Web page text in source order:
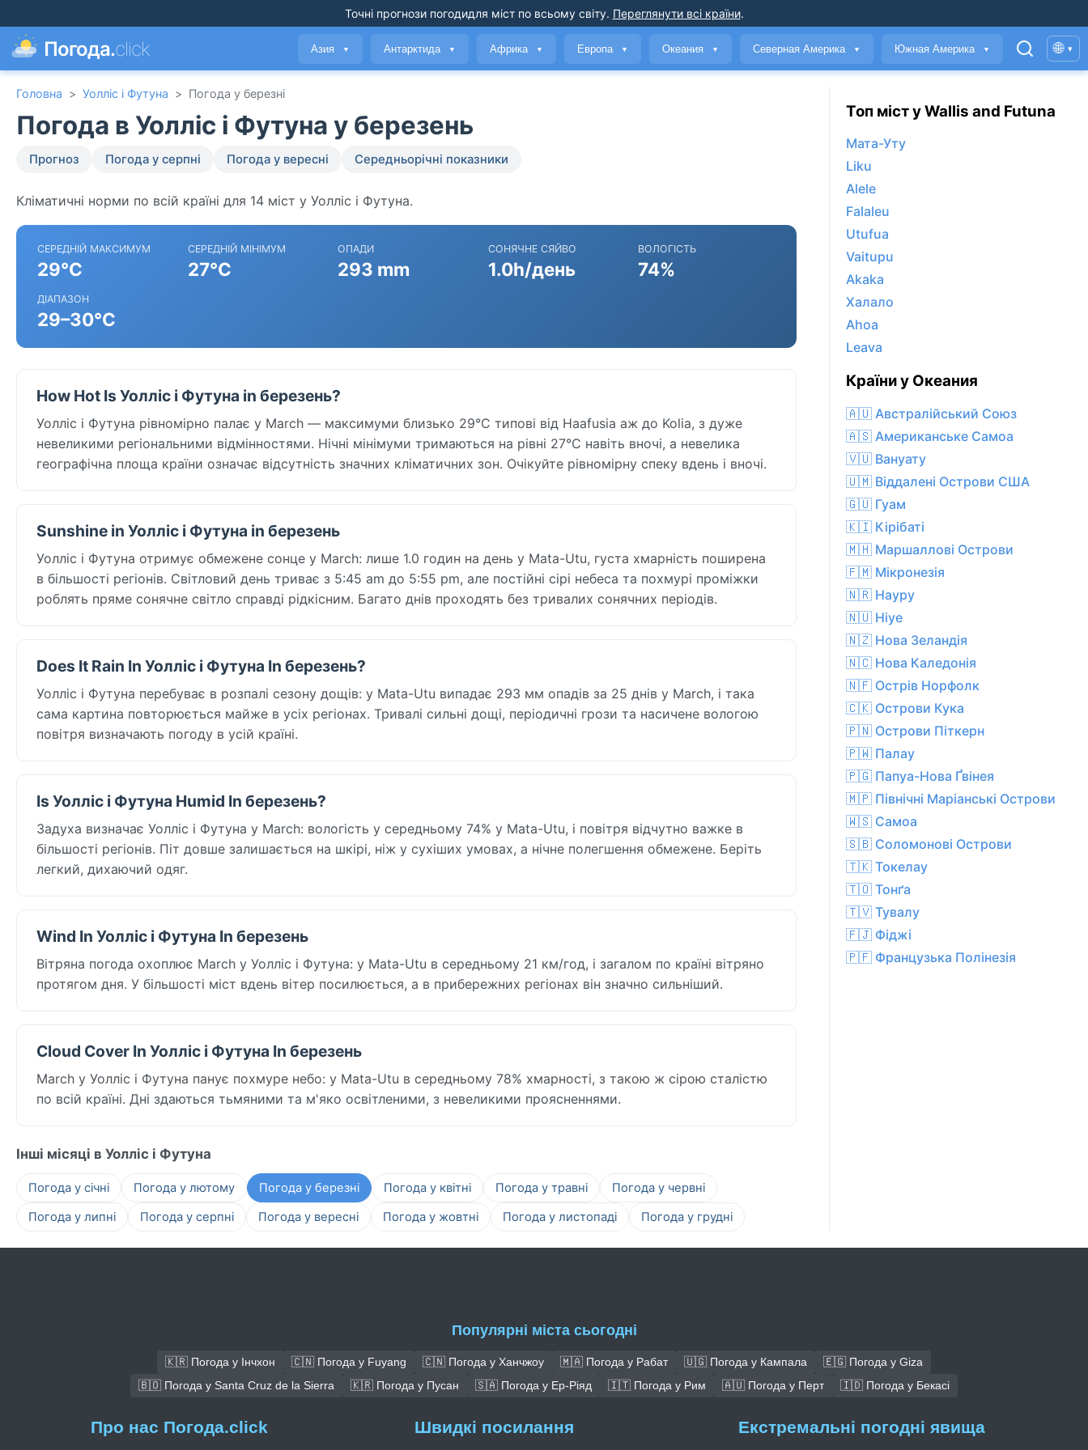
Точні прогнози погодидля міст по всьому світу. Переглянути всі країни.
Погода.click Азия ▼ Антарктида ▼ Африка ▼ Европа ▼ Океания ▼ Северная Америка ▼ Южная Америка ▼ 🌐 ▾
Головна > Уолліс і Футуна > Погода у березні
Погода в Уолліс і Футуна у березень
Прогноз Погода у серпні Погода у вересні Середньорічні показники
Кліматичні норми по всій країні для 14 міст у Уолліс і Футуна.
СЕРЕДНІЙ МАКСИМУМ
29°C
СЕРЕДНІЙ МІНІМУМ
27°C
ОПАДИ
293 mm
СОНЯЧНЕ СЯЙВО
1.0h/день
ВОЛОГІСТЬ
74%
ДІАПАЗОН
29–30°C
How Hot Is Уолліс і Футуна in березень?
Уолліс і Футуна рівномірно палає у March — максимуми близько 29°C типові від Haafusia аж до Kolia, з дуже
невеликими регіональними відмінностями. Нічні мінімуми тримаються на рівні 27°C навіть вночі, а невелика
географічна площа країни означає відсутність значних кліматичних зон. Очікуйте рівномірну спеку вдень і вночі.
Sunshine in Уолліс і Футуна in березень
Уолліс і Футуна отримує обмежене сонце у March: лише 1.0 годин на день у Mata-Utu, густа хмарність поширена
в більшості регіонів. Світловий день триває з 5:45 am до 5:55 pm, але постійні сірі небеса та похмурі проміжки
роблять пряме сонячне світло справді рідкісним. Багато днів проходять без тривалих сонячних періодів.
Does It Rain In Уолліс і Футуна In березень?
Уолліс і Футуна перебуває в розпалі сезону дощів: у Mata-Utu випадає 293 мм опадів за 25 днів у March, і така
сама картина повторюється майже в усіх регіонах. Тривалі сильні дощі, періодичні грози та насичене вологою
повітря визначають погоду в усій країні.
Is Уолліс і Футуна Humid In березень?
Задуха визначає Уолліс і Футуна у March: вологість у середньому 74% у Mata-Utu, і повітря відчутно важке в
більшості регіонів. Піт довше залишається на шкірі, ніж у сухіших умовах, а нічне полегшення обмежене. Беріть
легкий, дихаючий одяг.
Wind In Уолліс і Футуна In березень
Вітряна погода охоплює March у Уолліс і Футуна: у Mata-Utu в середньому 21 км/год, і загалом по країні вітряно
протягом дня. У більшості міст вдень вітер посилюється, а в прибережних регіонах він значно сильніший.
Cloud Cover In Уолліс і Футуна In березень
March у Уолліс і Футуна панує похмуре небо: у Mata-Utu в середньому 78% хмарності, з такою ж сірою сталістю
по всій країні. Дні здаються тьмяними та м'яко освітленими, з невеликими проясненнями.
Інші місяці в Уолліс і Футуна
Погода у січні Погода у лютому Погода у березні Погода у квітні Погода у травні
Погода у червні
Погода у липні
Погода у серпні Погода у вересні Погода у жовтні Погода у листопаді Погода у грудні
Топ міст у Wallis and Futuna
Мата-Уту
Liku
Alele
Falaleu
Utufua
Vaitupu
Akaka
Халало
Ahoa
Leava
Країни у Океания
🇦🇺 Австралійський Союз
🇦🇸 Американське Самоа
🇻🇺 Вануату
🇺🇲 Віддалені Острови США
🇬🇺 Гуам
🇰🇮 Кірібаті
🇲🇭 Маршаллові Острови
🇫🇲 Мікронезія
🇳🇷 Науру
🇳🇺 Ніуе
🇳🇿 Нова Зеландія
🇳🇨 Нова Каледонія
🇳🇫 Острів Норфолк
🇨🇰 Острови Кука
🇵🇳 Острови Піткерн
🇵🇼 Палау
🇵🇬 Папуа-Нова Ґвінея
🇲🇵 Північні Маріанські Острови
🇼🇸 Самоа
🇸🇧 Соломонові Острови
🇹🇰 Токелау
🇹🇴 Тонґа
🇹🇻 Тувалу
🇫🇯 Фіджі
🇵🇫 Французька Полінезія
Популярні міста сьогодні
🇰🇷 Погода у Інчхон 🇨🇳 Погода у Fuyang 🇨🇳 Погода у Ханчжоу 🇲🇦 Погода у Рабат 🇺🇬 Погода у Кампала
🇪🇬 Погода у Giza
🇧🇴 Погода у Santa Cruz de la Sierra
🇰🇷 Погода у Пусан 🇸🇦 Погода у Ер-Ріяд 🇮🇹 Погода у Рим 🇦🇺 Погода у Перт 🇮🇩 Погода у Бекасі
Про нас Погода.click Швидкі посилання Екстремальні погодні явища